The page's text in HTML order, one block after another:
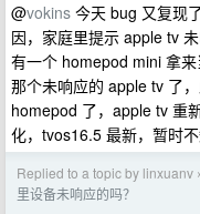
@vokins 今天 bug 又复现
因，家庭里提示 apple tv
有一个 homepod mini 拿
那个未响应的 apple tv 了
homepod 了，apple tv 重
化，tvos16.5 最新，暂时不
Replied to a topic by linxuanv ›
里设备未响应的吗？